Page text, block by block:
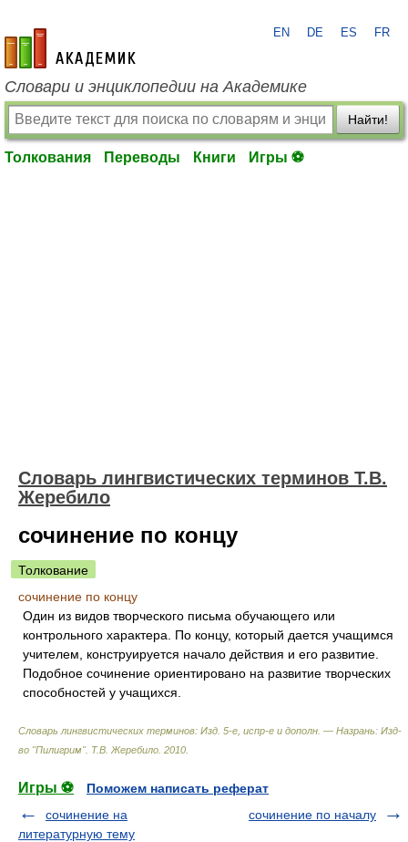
academic.ru
EN DE ES FR
Словари и энциклопедии на Академике
Найти!
Толкования Переводы Книги Игры ⚽
Словарь лингвистических терминов Т.В.
Жеребило
сочинение по концу
Толкование
сочинение по концу
Один из видов творческого письма обучающего или
контрольного характера. По концу, который дается учащимся
учителем, конструируется начало действия и его развитие.
Подобное сочинение ориентировано на развитие творческих
способностей у учащихся.
Словарь лингвистических терминов: Изд. 5-е, испр-е и дополн. — Назрань: Изд-
во "Пилигрим". Т.В. Жеребило 2010
Игры ⚽
Поможем написать реферат
сочинение на
литературную тему
сочинение по началу